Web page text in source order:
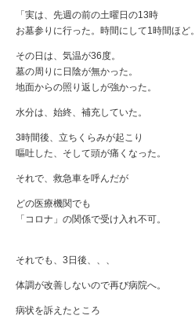
「実は、先週の前の土曜日の13時
お墓参りに行った。時間にして1時間ほど。
その日は、気温が36度。
墓の周りに日陰が無かった。
地面からの照り返しが強かった。
水分は、始終、補充していた。
3時間後、立ちくらみが起こり
嘔吐した、そして頭が痛くなった。
それで、救急車を呼んだが
どの医療機関でも
「コロナ」の関係で受け入れ不可。
それでも、3日後、、、
体調が改善しないので再び病院へ。
病状を訴えたところ